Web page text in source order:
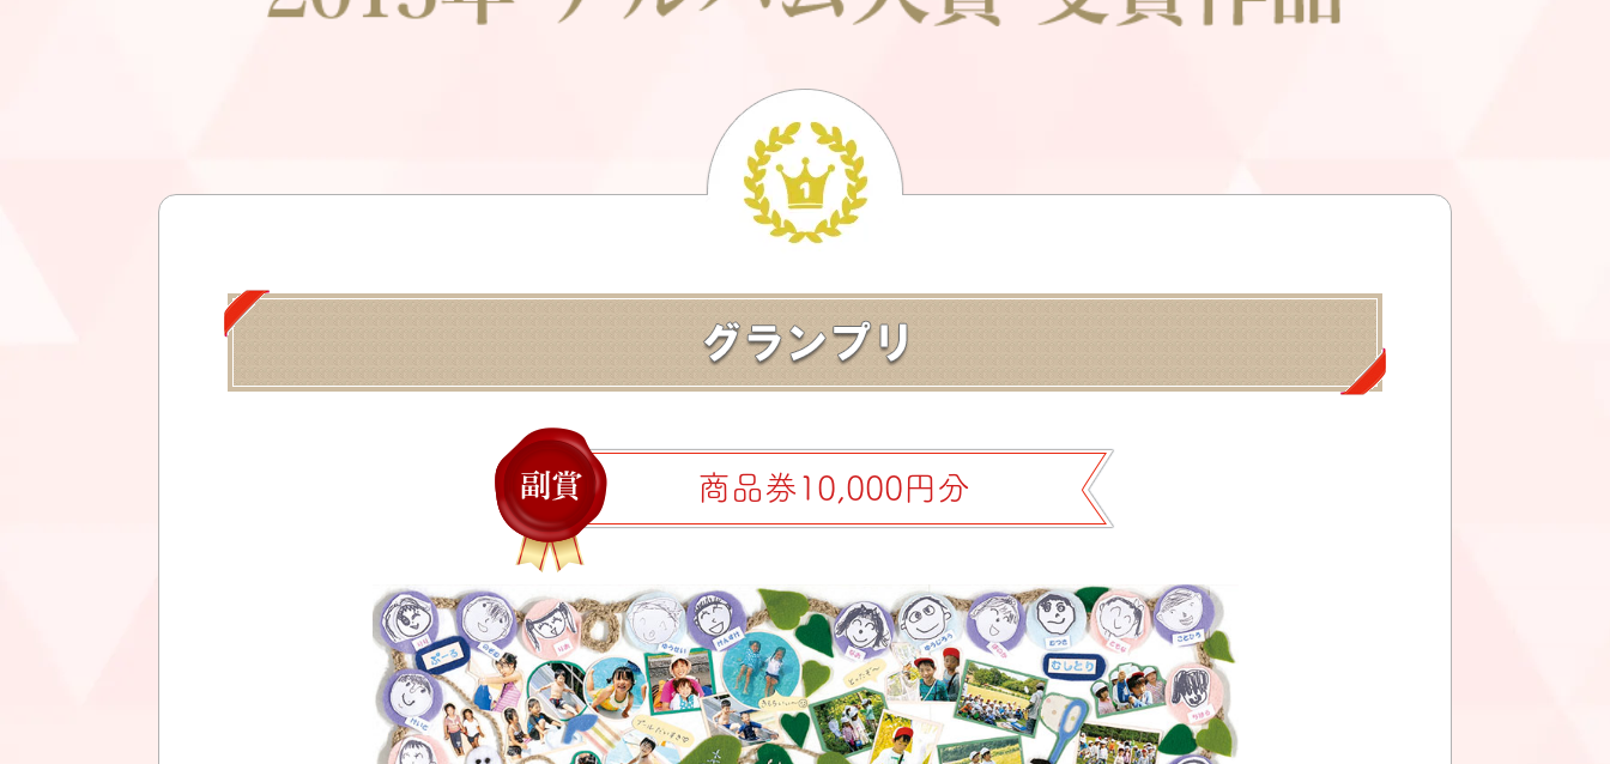
商品券10,000円分